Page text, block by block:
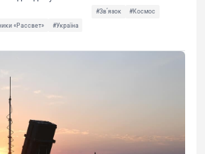
#Звʼязок
#Космос
«Рассвет»
#Україна